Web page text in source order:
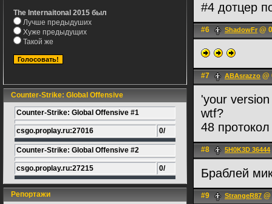
The Internaitonal 2015 был
Лучше предыдуших
Хуже предыдущих
Такой же
Counter-Strike: Global Offensive
Counter-Strike: Global Offensive #1
csgo.proplay.ru:27016 0/
Counter-Strike: Global Offensive #2
csgo.proplay.ru:27215 0/
Репортажи
#4 дотцер
#6 ShadowFr @
#7 ABAsrazzo @
'your
wtf?
48
#8 5H0K3D 36444
Браблей
#9 StrangeR87